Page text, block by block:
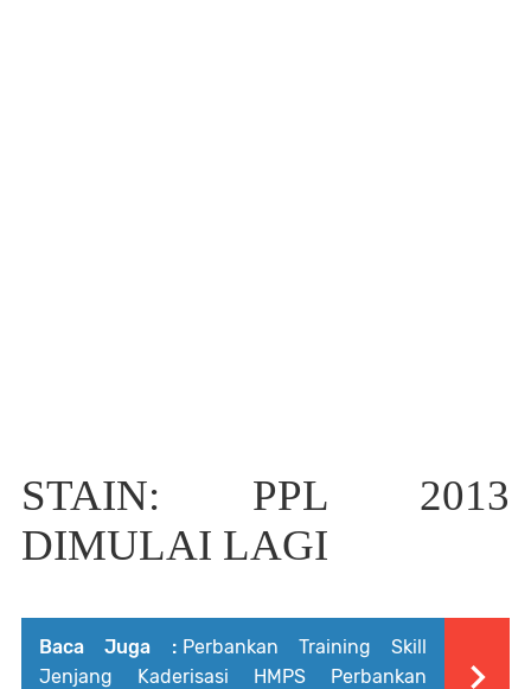
STAIN: PPL 2013
DIMULAI LAGI
Baca Juga : Perbankan Training Skill
Jenjang Kaderisasi HMPS Perbankan